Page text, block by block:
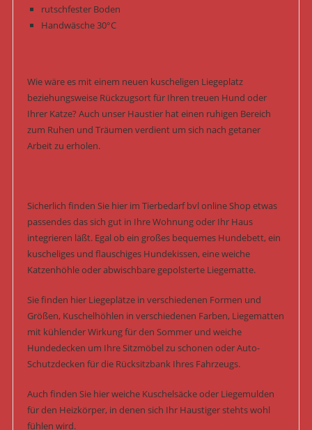
rutschfester Boden
Handwäsche 30°C
Wie wäre es mit einem neuen kuscheligen Liegeplatz
beziehungsweise Rückzugsort für Ihren treuen Hund oder
Ihrer Katze? Auch unser Haustier hat einen ruhigen Bereich
zum Ruhen und Träumen verdient um sich nach getaner
Arbeit zu erholen.
Sicherlich finden Sie hier im Tierbedarf bvl online Shop etwas
passendes das sich gut in Ihre Wohnung oder Ihr Haus
integrieren läßt. Egal ob ein großes bequemes Hundebett, ein
kuscheliges und flauschiges Hundekissen, eine weiche
Katzenhöhle oder abwischbare gepolsterte Liegematte.
Sie finden hier Liegeplätze in verschiedenen Formen und
Größen, Kuschelhöhlen in verschiedenen Farben, Liegematten
mit kühlender Wirkung für den Sommer und weiche
Hundedecken um Ihre Sitzmöbel zu schonen oder Auto-
Schutzdecken für die Rücksitzbank Ihres Fahrzeugs.
Auch finden Sie hier weiche Kuschelsäcke oder Liegemulden
für den Heizkörper, in denen sich Ihr Haustiger stehts wohl
fühlen wird.